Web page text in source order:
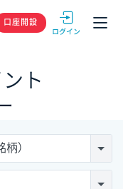
GMOクリック
口座開設
ト
）